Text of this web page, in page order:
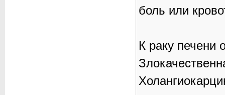
боль или
К раку печени